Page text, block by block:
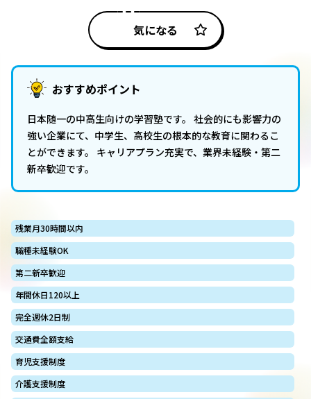
気になる
おすすめポイント
日本随一の中高生向けの学習塾です。 社会的にも影響力の
強い企業にて、中学生、高校生の根本的な教育に関わるこ
とができます。 キャリアプラン充実で、業界未経験・第二
新卒歓迎です。
残業月30時間以内
職種未経験OK
第二新卒歓迎
年間休日120以上
完全週休2日制
交通費全額支給
育児支援制度
介護支援制度